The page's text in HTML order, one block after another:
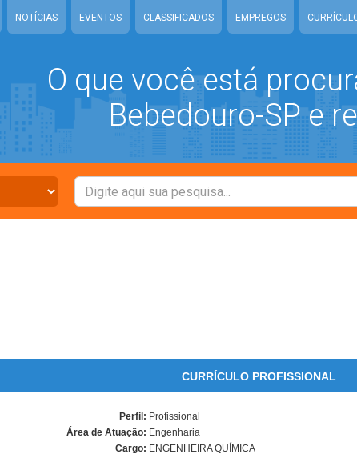
NOTÍCIAS EVENTOS CLASSIFICADOS EMPREGOS
O que você está
Bebedouro-SP e
CURRÍCULO PROFISSIONAL
Perfil: Profissional
Área de Atuação: Engenharia
Cargo: ENGENHEIRA QUÍMICA